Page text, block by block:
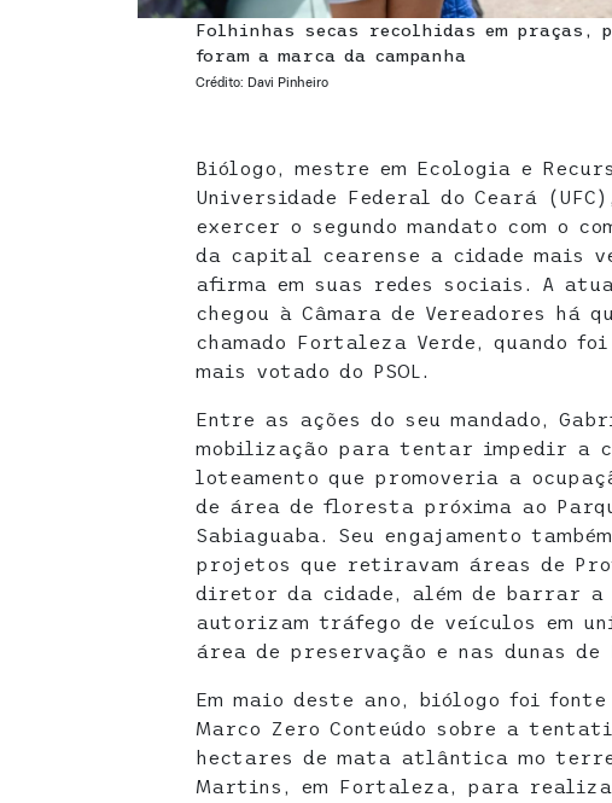
Folhinhas secas recolhidas em praças,
foram a marca da campanha
Crédito: Davi Pinheiro
Biólogo, mestre em Ecologia e
Universidade Federal do Ceará
exercer o segundo mandato com o
da capital cearense a cidade mais
afirma em suas redes sociais. A
chegou à Câmara de Vereadores há
chamado Fortaleza Verde, quando
mais votado do PSOL.
Entre as ações do seu mandado,
mobilização para tentar impedir a
loteamento que promoveria a
de área de floresta próxima ao
Sabiaguaba. Seu engajamento
projetos que retiravam áreas de
diretor da cidade, além de barrar a
autorizam tráfego de veículos em
área de preservação e nas dunas
Em maio deste ano, biólogo foi fonte
Marco Zero Conteúdo sobre a
hectares de mata atlântica mo
Martins, em Fortaleza, para